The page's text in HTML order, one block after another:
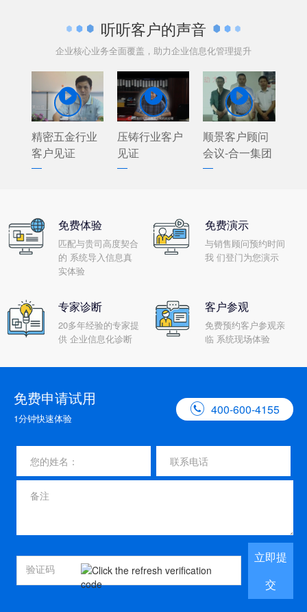
听听客户的声音
企业核心业务全面覆盖，助力企业信息化管理提升

精密五金行业
客户见证

压铸行业客户
见证

顺景客户顾问
会议-合一集团
免费体验
匹配与贵司高度契合
的 系统导入信息真
实体验
免费演示
与销售顾问预约时间
我 们登门为您演示
专家诊断
20多年经验的专家提
供 企业信息化诊断
客户参观
免费预约客户参观亲
临 系统现场体验
免费申请试用
1分钟快速体验
 400-600-4155
立即提
交